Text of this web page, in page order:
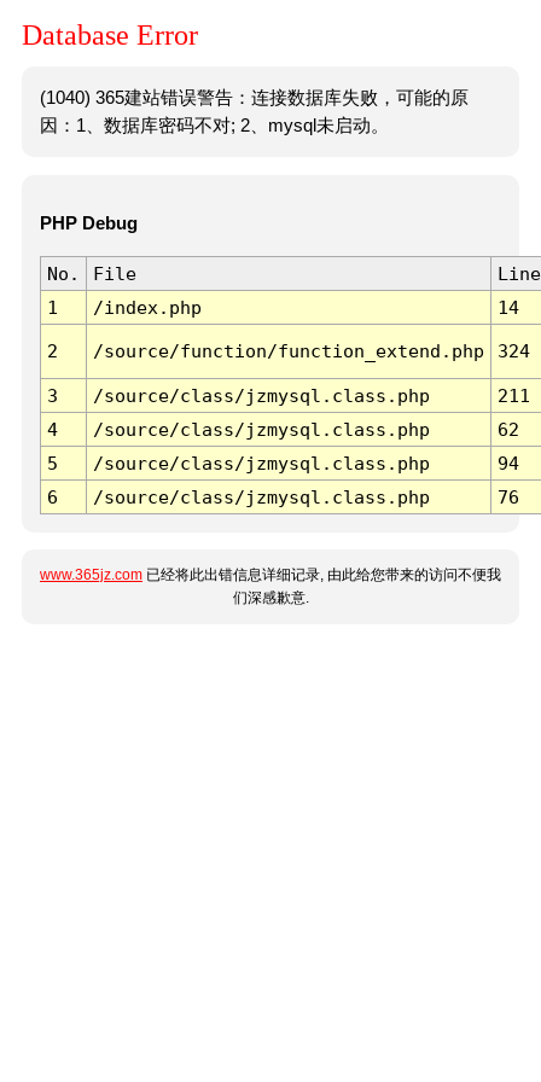
Database Error
(1040) 365建站错误警告：连接数据库失败，可能的原
因：1、数据库密码不对; 2、mysql未启动。
PHP Debug
No. File
Line
1
/index.php 14
2 /source/function/function_extend.php 324
3 /source/class/jzmysql.class.php
211
4
/source/class/jzmysql.class.php
62
5
/source/class/jzmysql.class.php
94
6
/source/class/jzmysql.class.php 76
www.365jz.com 已经将此出错信息详细记录, 由此给您带来的访问不便我
们深感歉意.